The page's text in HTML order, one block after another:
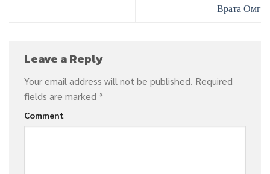
Врата Омг
Leave a Reply
Your email address will not be published. Required
fields are marked *
Comment